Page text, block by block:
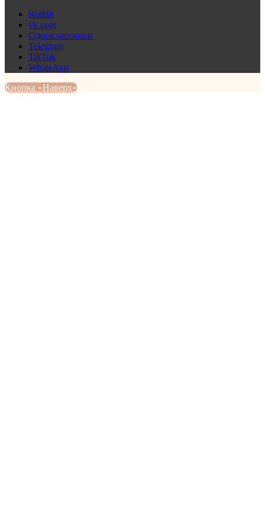
Reddit
vk.com
Одноклассники
Telegram
TikTok
WhatsApp
Кнопка «Наверх»